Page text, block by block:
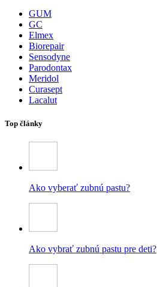
GUM
GC
Elmex
Biorepair
Sensodyne
Parodontax
Meridol
Curasept
Lacalut
Top články
Ako vyberať zubnú pastu?
Ako vybrať zubnú pastu pre deti?